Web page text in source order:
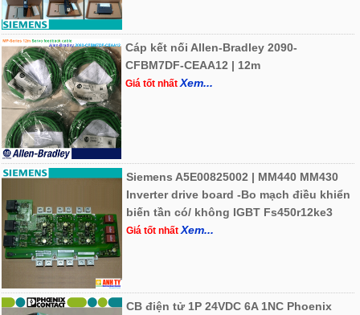
Cáp kết nối Allen-Bradley 2090-
CFBM7DF-CEAA12 | 12m
Giá tốt nhấtXem...
Siemens A5E00825002 | MM440 MM430
Inverter drive board -Bo mạch điều khiển
biến tần có/ không IGBT Fs450r12ke3
Giá tốt nhấtXem...
CB điện tử 1P 24VDC 6A 1NC Phoenix